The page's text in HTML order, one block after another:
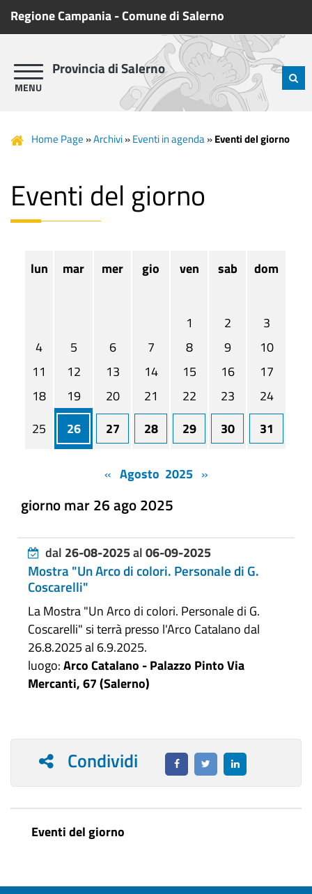
Regione Campania-Comune di Salerno
Provincia di Salerno
Home Page »Archivi»Eventi in agenda»Eventi del giorno
Eventi del giorno
lun mar mer gio ven sab dom
1 2
3
4
5 6 7 8 9
10
11
12 13 14 15 16
17
18
19 20 21 22 23
24
25
26 27 28 29 30 31
« Agosto 2025 »
giorno mar 26 ago 2025
dal 26-08-2025al06-09-2025
Mostra "Un Arco di colori. Personale di G.
Coscarelli"
La Mostra "Un Arco di colori. Personale di G.
Coscarelli" si terrà presso l'Arco Catalano dal
26.8.2025 al 6.9.2025.
luogo:Arco Catalano - Palazzo Pinto Via
Mercanti, 67 (Salerno)
Condividi
Eventi del giorno